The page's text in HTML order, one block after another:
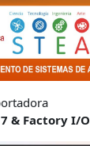
& Factory I/O